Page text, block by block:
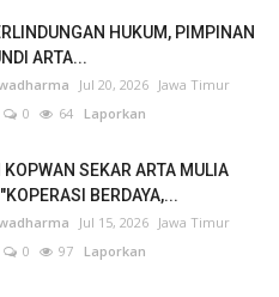
HUKUM, PIMPINAN
ARTA...
Jul 20, 2026 Jawa Timur
0 64 Laporkan
KOPWAN SEKAR ARTA MULIA
BERDAYA,...
Jul 15, 2026 Jawa Timur
0 97 Laporkan